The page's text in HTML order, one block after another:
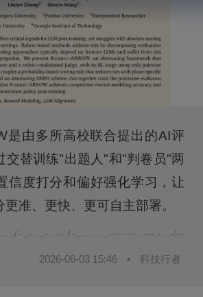
是由多所高校联合提出的AI评
交替训练"出题人"和"判卷员"两
信度打分和偏好强化学习，让
准、更快、更可自主部署。
...-....-..--../-............-.- ----..---.-...-/--
2026-06-03 15:46 • 科技行者